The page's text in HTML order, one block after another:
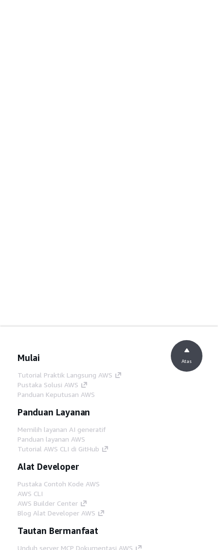
Mulai
Tutorial Praktik Langsung AWS
Pustaka Solusi AWS
Panduan Keputusan AWS
Panduan Layanan
Memilih layanan AI generatif
Panduan layanan AWS
Tutorial AWS CLI di GitHub
Alat Developer
Pustaka Contoh Kode AWS
AWS CLI
AWS Builder Center
Blog Alat Developer AWS
Tautan Bermanfaat
Unduh server MCP Dokumentasi AWS
Atas